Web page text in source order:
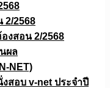
2/2568
งสอน 2/2568
ผล
NET)
สอบ v-net ประจำปี